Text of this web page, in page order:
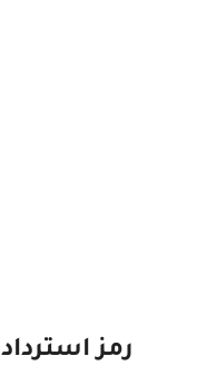
رمز استرداد UC ببجي مجانا -